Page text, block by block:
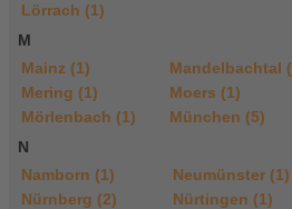
Lörrach (1)
M
Mainz (1)
Mandelbachtal
Mering (1)
Moers (1)
Mörlenbach (1)
München (5)
N
Namborn (1)
Neumünster (1)
Nürnberg (2)
Nürtingen (1)